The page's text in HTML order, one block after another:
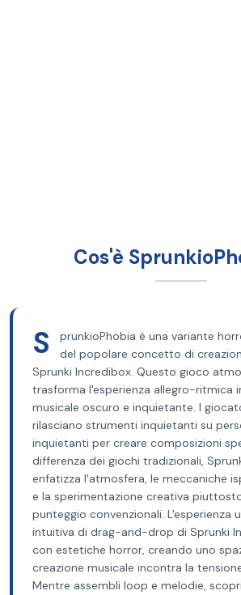
Cos'è
S
prunkioPhobia è una variante
del popolare concetto di
Sprunki Incredibox. Questo gioco
trasforma l'esperienza allegro-ritmica
musicale oscuro e inquietante. I
rilasciano strumenti inquietanti su
inquietanti per creare composizioni
differenza dei giochi tradizionali,
enfatizza l'atmosfera, le meccaniche
e la sperimentazione creativa
punteggio convenzionali. L'esperienza
intuitiva di drag-and-drop di Sprunki
con estetiche horror, creando uno
creazione musicale incontra la
Mentre assembli loop e melodie,